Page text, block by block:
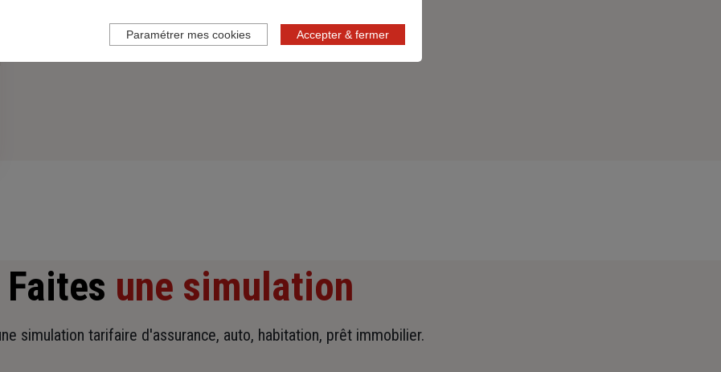
Faites une simulation
simulation tarifaire d'assurance, auto, habitation, prêt immobilier.
Accepter & fermer
Paramétrer mes cookies